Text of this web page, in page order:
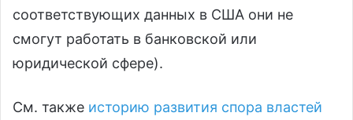
соответствующих данных в США они не
смогут работать в банковской или
юридической сфере).
См. также историю развития спора властей